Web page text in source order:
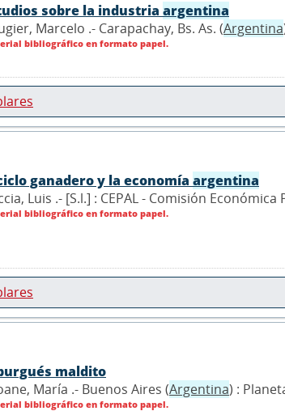
sobre la industria argentina
Marcelo .- Carapachay, Bs. As. (Argentina
bibliográfico en formato papel.
ganadero y la economía argentina
Luis .- [S.l.] : CEPAL - Comisión
bibliográfico en formato papel.
maldito
María .- Buenos Aires (Argentina) :
bibliográfico en formato papel.